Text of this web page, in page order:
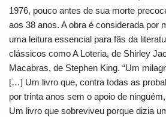
1976, pouco antes de sua morte
aos 38 anos. A obra é considerada por
uma leitura essencial para fãs da
clássicos comoA Loteria, de Shirley
Macabras, de Stephen King. “Um
[…] Um livro que, contra todas as
por trinta anos sem o apoio de
Um livro que sobreviveu porque dizia